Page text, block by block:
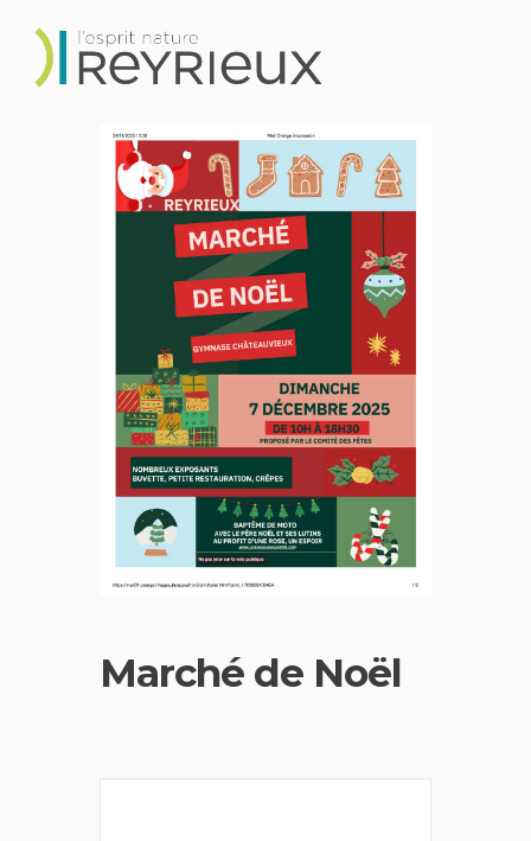
Marché de Noël